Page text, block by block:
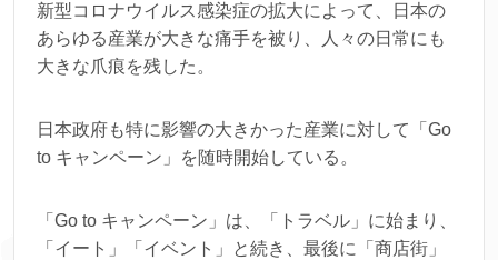
新型コロナウイルス感染症の拡大によって、日本の
あらゆる産業が大きな痛手を被り、人々の日常にも
大きな爪痕を残した。
日本政府も特に影響の大きかった産業に対して「Go
to キャンペーン」を随時開始している。
「Go to キャンペーン」は、「トラベル」に始まり、
「イート」「イベント」と続き、最後に「商店街」